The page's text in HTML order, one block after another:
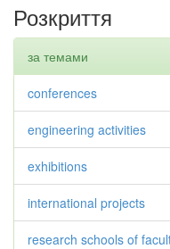
Розкриття
за темами
conferences
engineering activities
exhibitions
international projects
research schools of